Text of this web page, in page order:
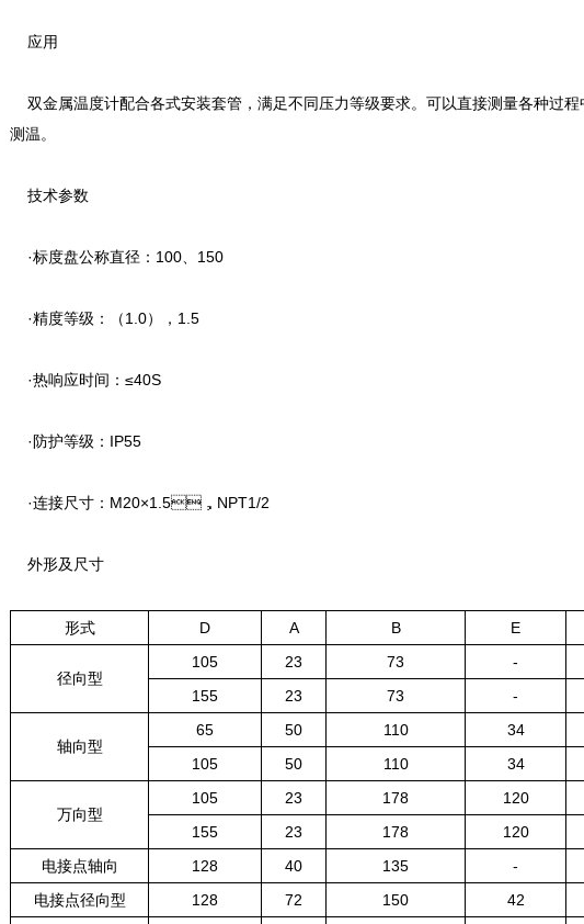
应用
双金属温度计配合各式安装套管，满足不同压力等级要求。可以直接测量各种
测温。
技术参数
·标度盘公称直径：100、150
·精度等级：（1.0），1.5
·热响应时间：≤40S
·防护等级：IP55
·连接尺寸：M20×1.5，NPT1/2
外形及尺寸
形式 D A B E
径向型
105 23 73 -
155
23 73 -
轴向型
65 50 110
34
105
50 110 34
万向型
105 23 178
120
155
23 178
120
电接点轴向
128 40 135
-
电接点径向型
128 72 150
42